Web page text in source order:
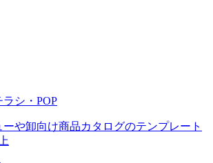
ラシ・POP
や卸向け商品カタログのテンプレート